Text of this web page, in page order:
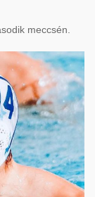
meccsén.